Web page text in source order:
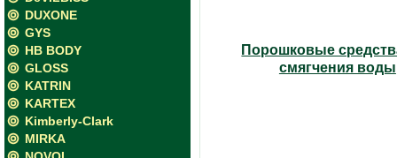
DUXONE
GYS
HB BODY
GLOSS
KATRIN
KARTEX
Kimberly-Clark
MIRKA
Порошковые
смягчения воды